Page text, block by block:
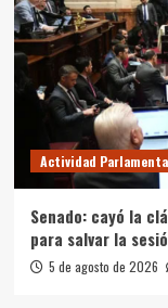
Actividad
Senado: cayó la
para salvar la
5 de agosto de 2026